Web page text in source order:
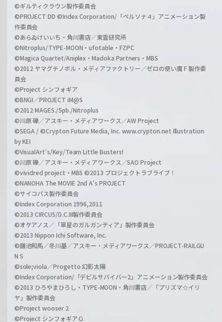
©ギルティクラウン製作委員会
©PROJECT DD ©Index Corporation/「ペルソナ４」アニメーション製
作委員会
©あらゐけいいち・角川書店／東雲研究所
©Nitroplus/TYPE-MOON・ufotable・FZPC
©Magica Quartet/Aniplex・Madoka Partners・MBS
©2012 ヤマグチノボル・メディアファクトリー／ゼロの使い魔Ｆ製作委
員会
©Project シンフォギア
©BNGI／PROJECT iM@S
©2012 MAGES./5pb./Nitroplus
©川原 礫／アスキー・メディアワークス／AW Project
©SEGA / ©Crypton Future Media, Inc. www.crypton.net Illustration
by KEI
©VisualArt's/Key/Team Little Busters!
©川原 礫／アスキー・メディアワークス／SAO Project
©vividred project・MBS ©2013 プロジェクトラブライブ！
©NANOHA The MOVIE 2nd A's PROJECT
©サイコパス製作委員会
©Index Corporation 1996,2011
©2013 CIRCUS/D.C.III製作委員会
©オケアノス／「翠星のガルガンティア」製作委員会
©2013 Nippon Ichi Software, Inc.
©鎌池和馬／冬川基／アスキー・メディアワークス／PROJECT-RAILGU
N S
©sole;viola／Progetto 幻影太陽
©Index Corporation/「デビルサバイバー2」アニメーション製作委員会
©2013 ひろやまひろし・TYPE-MOON・角川書店／「プリズマ☆イリ
ヤ」製作委員会
©Project wooser 2
©Project シンフォギアＧ